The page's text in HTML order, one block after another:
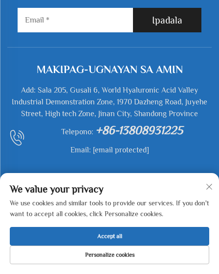
Ipadala
MAKIPAG-UGNAYAN SA AMIN
Add: Sala 205, Gusali 6, World Hyaluronic Acid Valley
Industrial Demonstration Zone, 1970 Dazheng Road, Juyehe
Street, High tech Zone, Jinan City, Shandong Province
Telepono: +86-13808931225
Email: [email protected]
Copyright © 2026 Jianyu Weiye (Jinan) Machinery
Technology Co., LTD. Ang lahat ng karapatan ay
nakareserba. - Patakaran sa Pagkapribado
TAHANAN MGA PRODUKTO E-MAIL TEL
We value your privacy
We use cookies and similar tools to provide our services. If you don't
want to accept all cookies, click Personalize cookies.
Personalize cookies
Accept all